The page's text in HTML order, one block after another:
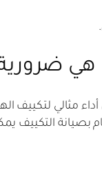
هي
مثالي لتكييف
بصيانة التكييف